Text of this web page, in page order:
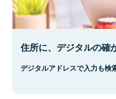
住所に、デジタルの確
デジタルアドレスで入力も検